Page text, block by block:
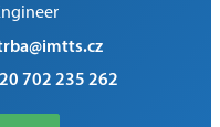
702 235 262